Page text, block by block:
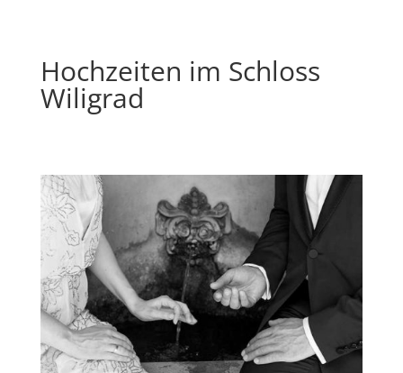
Hochzeiten im Schloss
Wiligrad